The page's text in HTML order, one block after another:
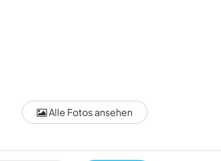
Alle Fotos ansehen